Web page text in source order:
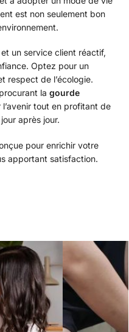
est non seulement bon
un service client réactif,
Optez pour un
respect de l’écologie.
la gourde
tout en profitant de
après jour.
pour enrichir votre
apportant satisfaction.